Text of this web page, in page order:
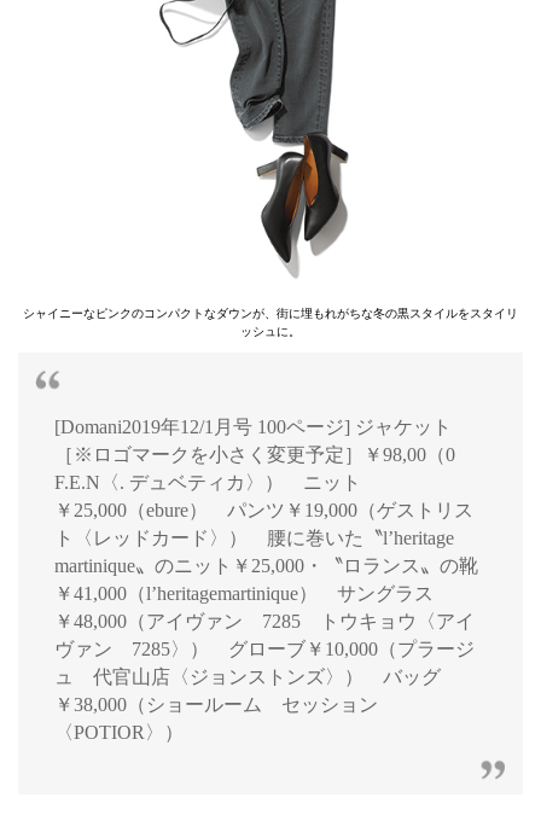
シャイニーなピンクのコンパクトなダウンが、街に埋もれがちな冬の黒スタイルをスタイリ
ッシュに。
[Domani2019年12/1月号 100ページ] ジャケット
［※ロゴマークを小さく変更予定］￥98,00（0
F.E.N〈. デュベティカ〉） ニット
￥25,000（ebure） パンツ￥19,000（ゲストリス
ト〈レッドカード〉） 腰に巻いた〝l’heritage
martinique〟のニット￥25,000・〝ロランス〟の靴
￥41,000（l’heritagemartinique） サングラス
￥48,000（アイヴァン 7285 トウキョウ〈アイ
ヴァン 7285〉） グローブ￥10,000（プラージ
ュ 代官山店〈ジョンストンズ〉） バッグ
￥38,000（ショールーム セッション
〈POTIOR〉）